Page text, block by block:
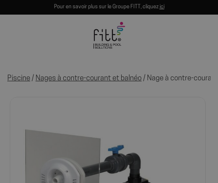
Pour en savoir plus sur le Groupe FITT, cliquezici
Piscine / Nages à contre-courant et balnéo / Nage à contre-courant